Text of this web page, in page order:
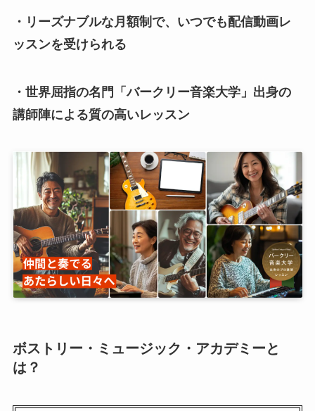
・リーズナブルな月額制で、いつでも配信動画レ
ッスンを受けられる
・世界屈指の名門「バークリー音楽大学」出身の
講師陣による質の高いレッスン
ボストリー・ミュージック・アカデミーと
は？